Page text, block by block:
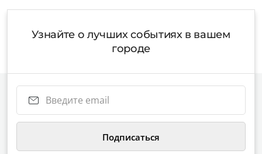
Узнайте о лучших событиях в вашем
городе